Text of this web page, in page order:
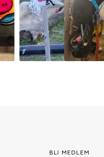
BLI MEDLEM